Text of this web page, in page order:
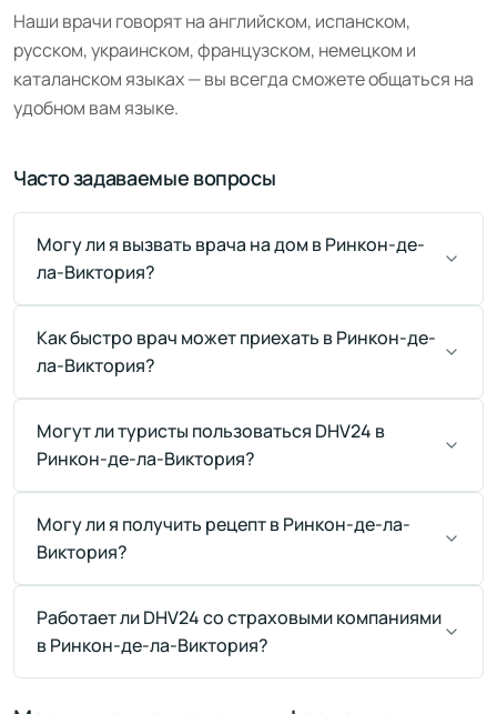
Наши врачи говорят на английском, испанском,
русском, украинском, французском, немецком и
каталанском языках — вы всегда сможете общаться на
удобном вам языке.
Часто задаваемые вопросы
Могу ли я вызвать врача на дом в Ринкон-де-
ла-Виктория?
Как быстро врач может приехать в Ринкон-де-
ла-Виктория?
Могут ли туристы пользоваться DHV24 в
Ринкон-де-ла-Виктория?
Могу ли я получить рецепт в Ринкон-де-ла-
Виктория?
Работает ли DHV24 со страховыми компаниями
в Ринкон-де-ла-Виктория?